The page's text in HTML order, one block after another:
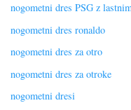
nogometni dres PSG z
nogometni dres ronaldo
nogometni dres za otro
nogometni dres za otroke
nogometni dresi